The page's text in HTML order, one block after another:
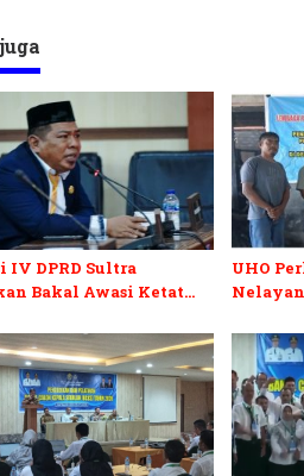
IV DPRD Sultra
Bakal Awasi Ketat
yang Menyimpang
UHO